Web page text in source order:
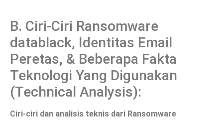
B. Ciri-Ciri Ransomware
datablack, Identitas Email
Peretas, & Beberapa Fakta
Teknologi Yang Digunakan
(Technical Analysis):
Ciri-ciri dan analisis teknis dari Ransomware